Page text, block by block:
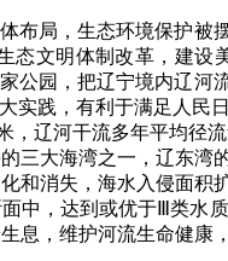
布局，生态环境保护被
文明体制改革，建设
园，把辽宁境内辽河
践，有利于满足人民
辽河干流多年平均径
三大海湾之一，辽东湾
和消失，海水入侵面积
中，达到或优于Ⅲ类水
息，维护河流生命健康